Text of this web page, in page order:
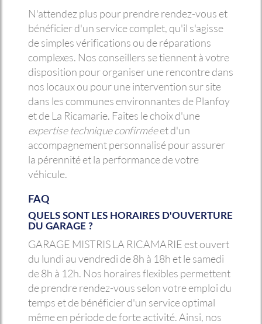
N'attendez plus pour prendre rendez-vous et
bénéficier d'un service complet, qu'il s'agisse
de simples vérifications ou de réparations
complexes. Nos conseillers se tiennent à votre
disposition pour organiser une rencontre dans
nos locaux ou pour une intervention sur site
dans les communes environnantes de Planfoy
et de La Ricamarie. Faites le choix d'une
expertise technique confirméeet d'un
accompagnement personnalisé pour assurer
la pérennité et la performance de votre
véhicule.
FAQ
QUELS SONT LES HORAIRES D'OUVERTURE
DU GARAGE ?
GARAGE MISTRIS LA RICAMARIE est ouvert
du lundi au vendredi de 8h à 18h et le samedi
de 8h à 12h. Nos horaires flexibles permettent
de prendre rendez-vous selon votre emploi du
temps et de bénéficier d'un service optimal
même en période de forte activité. Ainsi, nos